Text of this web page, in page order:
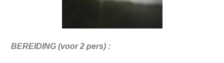
BEREIDING (voor 2 pers) :